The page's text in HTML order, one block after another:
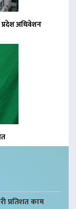
प्रदेश अधिवेशन
प्रतिशत काम